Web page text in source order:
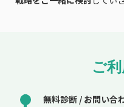
ご
無料診断 / お問い合